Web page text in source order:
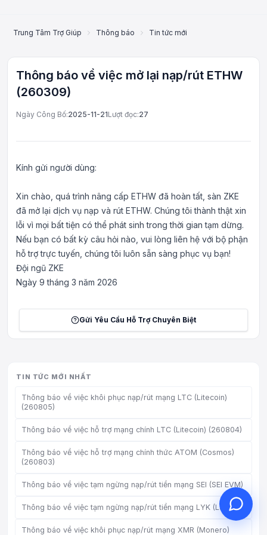
Trung Tâm Trợ Giúp Thông báo Tin tức mới nhất
Thông báo về việc mở lại nạp/rút ETHW
(260309)
Ngày Công Bố:2025-11-21Lượt đọc:27
Kính gửi người dùng:
Xin chào, quá trình nâng cấp ETHW đã hoàn tất, sàn ZKE
đã mở lại dịch vụ nạp và rút ETHW. Chúng tôi thành thật xin
lỗi vì mọi bất tiện có thể phát sinh trong thời gian tạm dừng.
Nếu bạn có bất kỳ câu hỏi nào, vui lòng liên hệ với bộ phận
hỗ trợ trực tuyến, chúng tôi luôn sẵn sàng phục vụ bạn!
Đội ngũ ZKE
Ngày 9 tháng 3 năm 2026
Gửi Yêu Cầu Hỗ Trợ Chuyên Biệt
TIN TỨC MỚI NHẤT
Thông báo về việc khôi phục nạp/rút mạng LTC (Litecoin)
(260805)
Thông báo về việc hỗ trợ mạng chính LTC (Litecoin) (260804)
Thông báo về việc hỗ trợ mạng chính thức ATOM (Cosmos)
(260803)
Thông báo về việc tạm ngừng nạp/rút tiền mạng SEI (SEI EVM)
Thông báo về việc tạm ngừng nạp/rút tiền mạng LYK (Layerk)
Thông báo về việc khôi phục nạp/rút mạng XMR (Monero)
Dịch vụ khách hàng trực
tuyến
Xin chào, tôi có thể giúp gì